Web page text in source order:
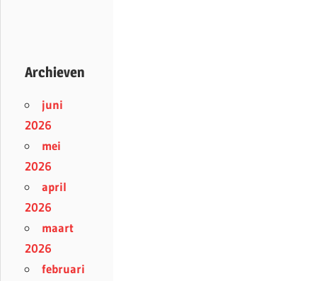
Archieven
juni
2026
mei
2026
april
2026
maart
2026
februari